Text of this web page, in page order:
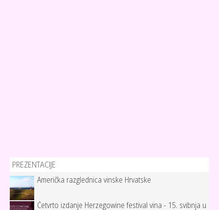
PREZENTACIJE
Američka razglednica vinske Hrvatske
Četvrto izdanje Herzegowine festival vina - 15. svibnja u